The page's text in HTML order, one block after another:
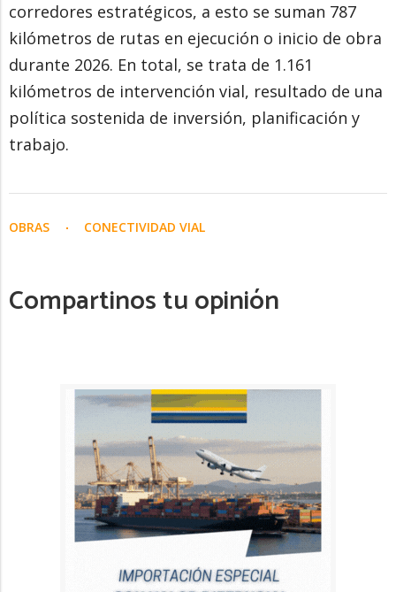
corredores estratégicos, a esto se suman 787
kilómetros de rutas en ejecución o inicio de obra
durante 2026. En total, se trata de 1.161
kilómetros de intervención vial, resultado de una
política sostenida de inversión, planificación y
trabajo.
OBRAS CONECTIVIDAD VIAL
Compartinos tu opinión